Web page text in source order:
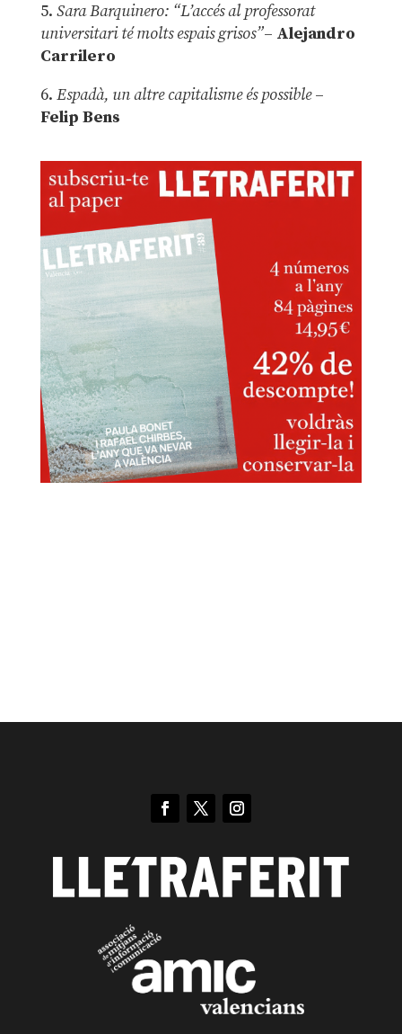
5. Sara Barquinero: “L’accés al professorat
universitari té molts espais grisos”– Alejandro
Carrilero
6. Espadà, un altre capitalisme és possible –
Felip Bens